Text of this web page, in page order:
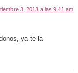
3, 2013 a las 9:41 am
ya te la